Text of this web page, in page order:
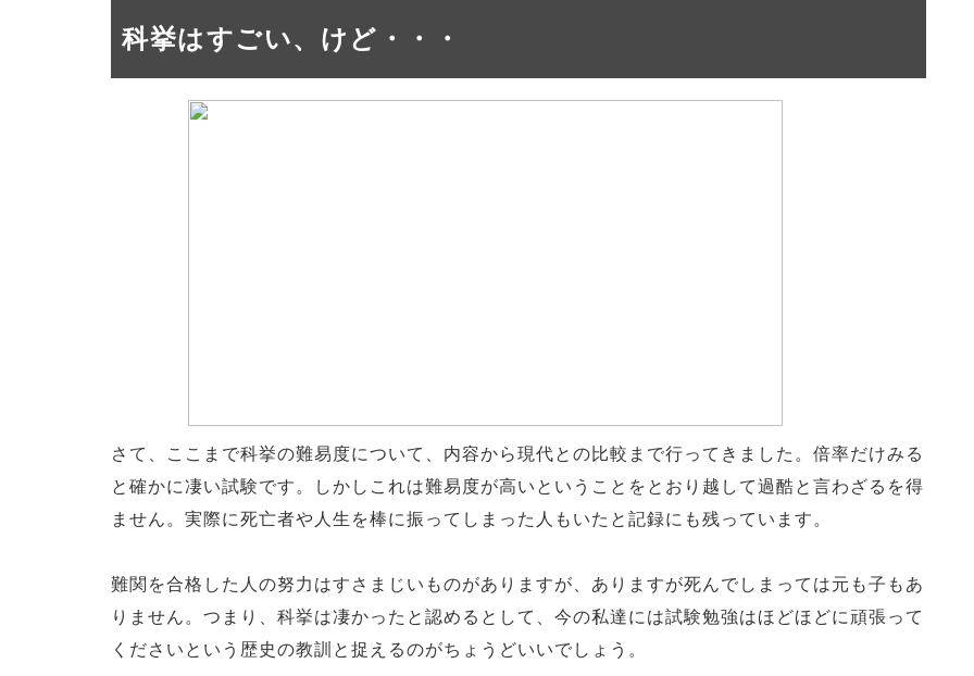
科挙はすごい、けど・・・
さて、ここまで科挙の難易度について、内容から現代との比較まで行ってきました。倍率だけみる
と確かに凄い試験です。しかしこれは難易度が高いということをとおり越して過酷と言わざるを得
ません。実際に死亡者や人生を棒に振ってしまった人もいたと記録にも残っています。
難関を合格した人の努力はすさまじいものがありますが、ありますが死んでしまっては元も子もあ
りません。つまり、科挙は凄かったと認めるとして、今の私達には試験勉強はほどほどに頑張って
くださいという歴史の教訓と捉えるのがちょうどいいでしょう。